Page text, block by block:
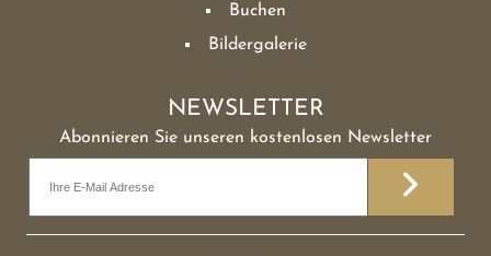
Buchen
Bildergalerie
NEWSLETTER
Abonnieren Sie unseren kostenlosen Newsletter